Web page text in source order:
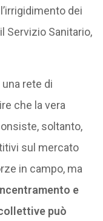
dei
Servizio Sanitario,
rete di
che la vera
soltanto,
sul mercato
in campo, ma
e
può